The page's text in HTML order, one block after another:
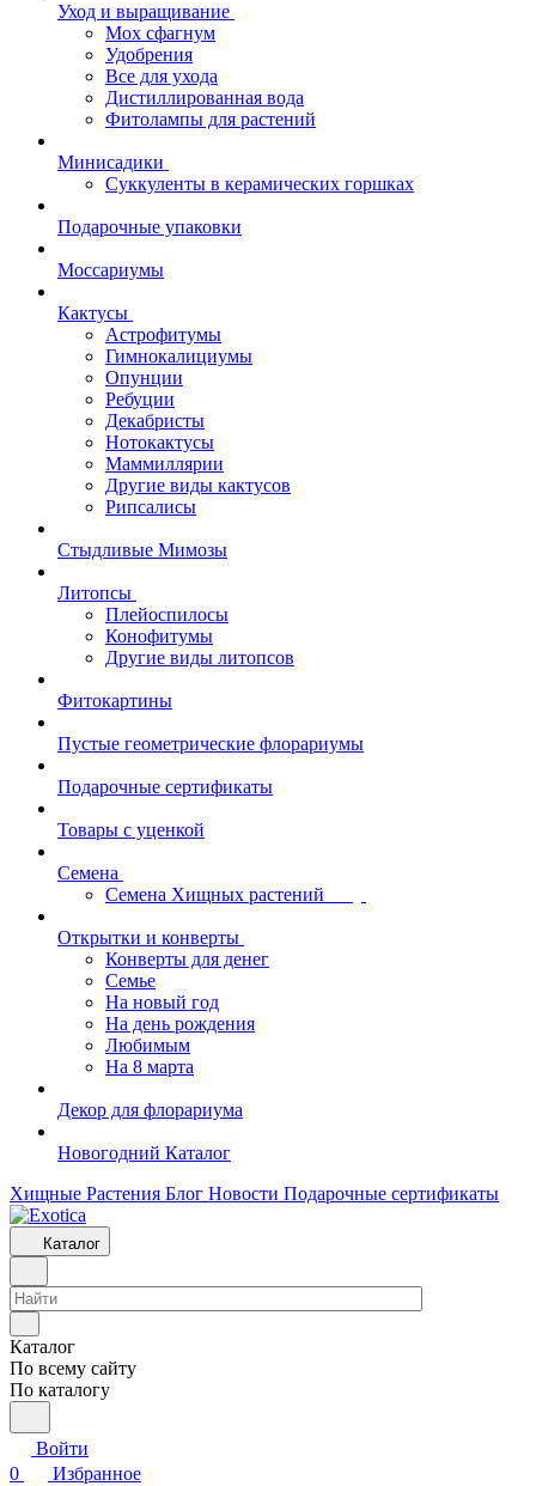
Уход и выращивание
Мох сфагнум
Удобрения
Все для ухода
Дистиллированная вода
Фитолампы для растений
Минисадики
Суккуленты в керамических горшках
Подарочные упаковки
Моссариумы
Кактусы
Астрофитумы
Гимнокалициумы
Опунции
Ребуции
Декабристы
Нотокактусы
Маммиллярии
Другие виды кактусов
Рипсалисы
Стыдливые Мимозы
Литопсы
Плейоспилосы
Конофитумы
Другие виды литопсов
Фитокартины
Пустые геометрические флорариумы
Подарочные сертификаты
Товары с уценкой
Семена
Семена Хищных растений
Открытки и конверты
Конверты для денег
Семье
На новый год
На день рождения
Любимым
На 8 марта
Декор для флорариума
Новогодний Каталог
Хищные Растения Блог Новости Подарочные сертификаты
Каталог
Каталог
По всему сайту
По каталогу
Войти
0
Избранное